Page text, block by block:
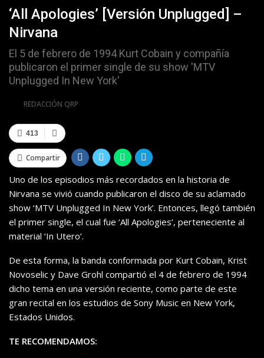
‘All Apologies’ [versión Unplugged] –
Nirvana
El 5 de febrero de 1994 Kurt Cobain y compañía
publicaron el primer single de su show 'MTV
Unplugged In New York'
REDACCIÓN QRP
413
Compartir
Uno de los episodios más recordados en la historia de
Nirvana se vivió cuando publicaron el disco de su aclamado
show ‘MTV Unplugged In New York’. Entonces, llegó también
el primer single, el cual fue ‘All Apologies’, perteneciente al
material ‘In Utero’.
De esta forma, la banda conformada por Kurt Cobain, Krist
Novoselic y Dave Grohl compartió el 4 de febrero de 1994
dicho tema en una versión reciente, como parte de este
gran recital en los estudios de Sony Music en New York,
Estados Unidos.
TE RECOMENDAMOS: